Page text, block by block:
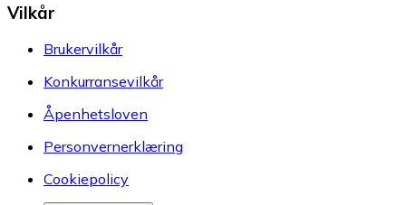
Vilkår
Brukervilkår
Konkurransevilkår
Åpenhetsloven
Personvernerklæring
Cookiepolicy